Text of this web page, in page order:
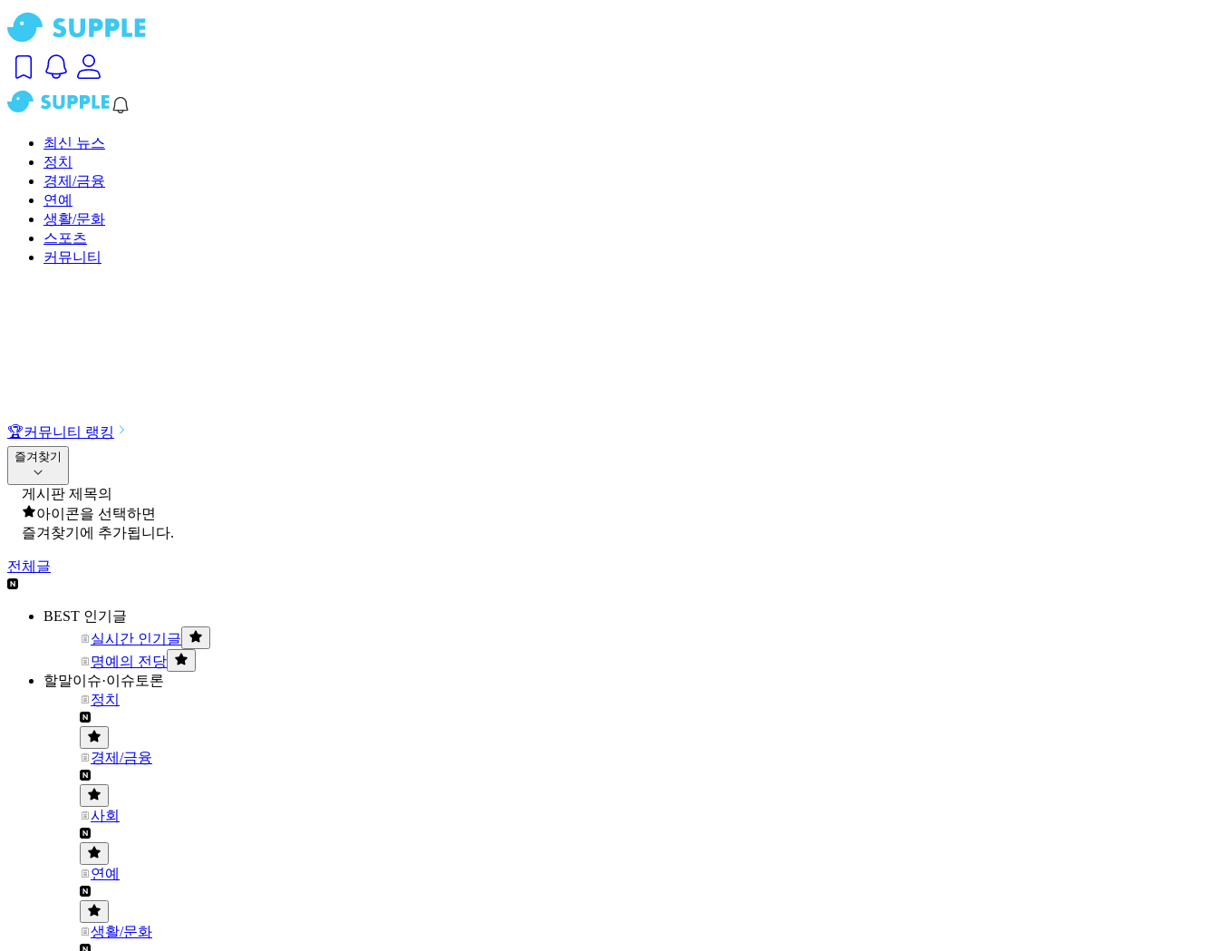
최신 뉴스
정치
경제/금융
연예
생활/문화
스포츠
커뮤니티
🏆커뮤니티 랭킹
즐겨찾기
게시판 제목의
아이콘을 선택하면
즐겨찾기에 추가됩니다.
전체글
BEST 인기글
실시간 인기글
명예의 전당
할말이슈·이슈토론
정치
경제/금융
사회
연예
생활/문화